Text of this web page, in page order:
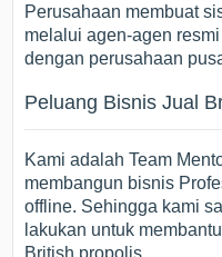
Perusahaan membuat
melalui agen-agen
dengan perusahaan
Peluang Bisnis Jual
Kami adalah Team
membangun bisnis
offline. Sehingga kami
lakukan untuk
British propolis.